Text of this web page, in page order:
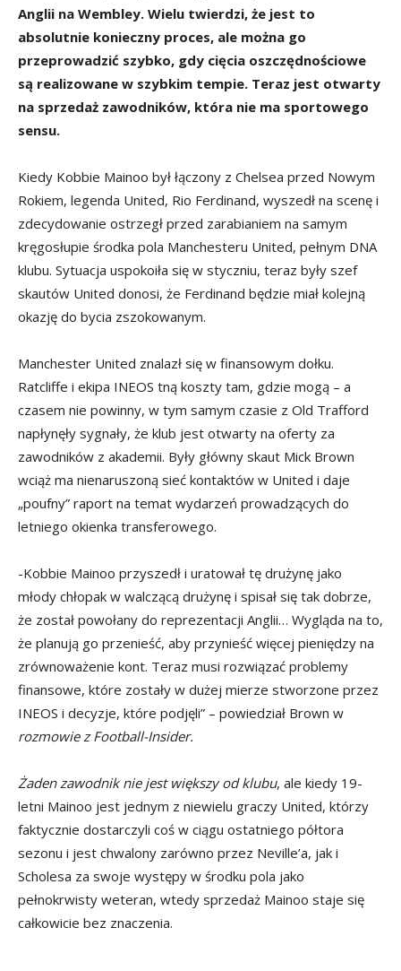
Anglii na Wembley. Wielu twierdzi, że jest to
absolutnie konieczny proces, ale można go
przeprowadzić szybko, gdy cięcia oszczędnościowe
są realizowane w szybkim tempie. Teraz jest otwarty
na sprzedaż zawodników, która nie ma sportowego
sensu.
Kiedy Kobbie Mainoo był łączony z Chelsea przed Nowym
Rokiem, legenda United, Rio Ferdinand, wyszedł na scenę i
zdecydowanie ostrzegł przed zarabianiem na samym
kręgosłupie środka pola Manchesteru United, pełnym DNA
klubu. Sytuacja uspokoiła się w styczniu, teraz były szef
skautów United donosi, że Ferdinand będzie miał kolejną
okazję do bycia zszokowanym.
Manchester United znalazł się w finansowym dołku.
Ratcliffe i ekipa INEOS tną koszty tam, gdzie mogą – a
czasem nie powinny, w tym samym czasie z Old Trafford
napłynęły sygnały, że klub jest otwarty na oferty za
zawodników z akademii. Były główny skaut Mick Brown
wciąż ma nienaruszoną sieć kontaktów w United i daje
„poufny” raport na temat wydarzeń prowadzących do
letniego okienka transferowego.
-Kobbie Mainoo przyszedł i uratował tę drużynę jako
młody chłopak w walczącą drużynę i spisał się tak dobrze,
że został powołany do reprezentacji Anglii… Wygląda na to,
że planują go przenieść, aby przynieść więcej pieniędzy na
zrównoważenie kont. Teraz musi rozwiązać problemy
finansowe, które zostały w dużej mierze stworzone przez
INEOS i decyzje, które podjęli” – powiedział Brown w
rozmowie z Football-Insider.
Żaden zawodnik nie jest większy od klubu, ale kiedy 19-
letni Mainoo jest jednym z niewielu graczy United, którzy
faktycznie dostarczyli coś w ciągu ostatniego półtora
sezonu i jest chwalony zarówno przez Neville’a, jak i
Scholesa za swoje występy w środku pola jako
pełnokrwisty weteran, wtedy sprzedaż Mainoo staje się
całkowicie bez znaczenia.